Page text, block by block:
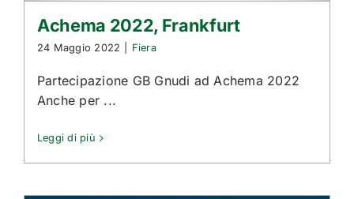
Achema 2022, Frankfurt
24 Maggio 2022 Fiera
Partecipazione GB Gnudi ad Achema 2022
Anche per ...
Leggi di più